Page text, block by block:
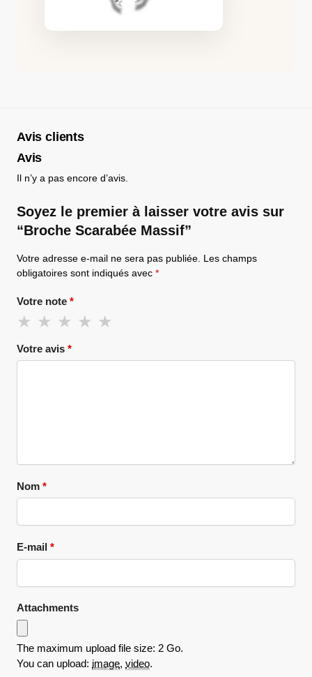
Avis clients
Avis
Il n’y a pas encore d’avis.
Soyez le premier à laisser votre avis sur
“Broche Scarabée Massif”
Votre adresse e-mail ne sera pas publiée. Les champs
obligatoires sont indiqués avec *
Votre note *
Votre avis *
Nom *
E-mail *
Attachments
The maximum upload file size: 2 Go.
You can upload: image, video.